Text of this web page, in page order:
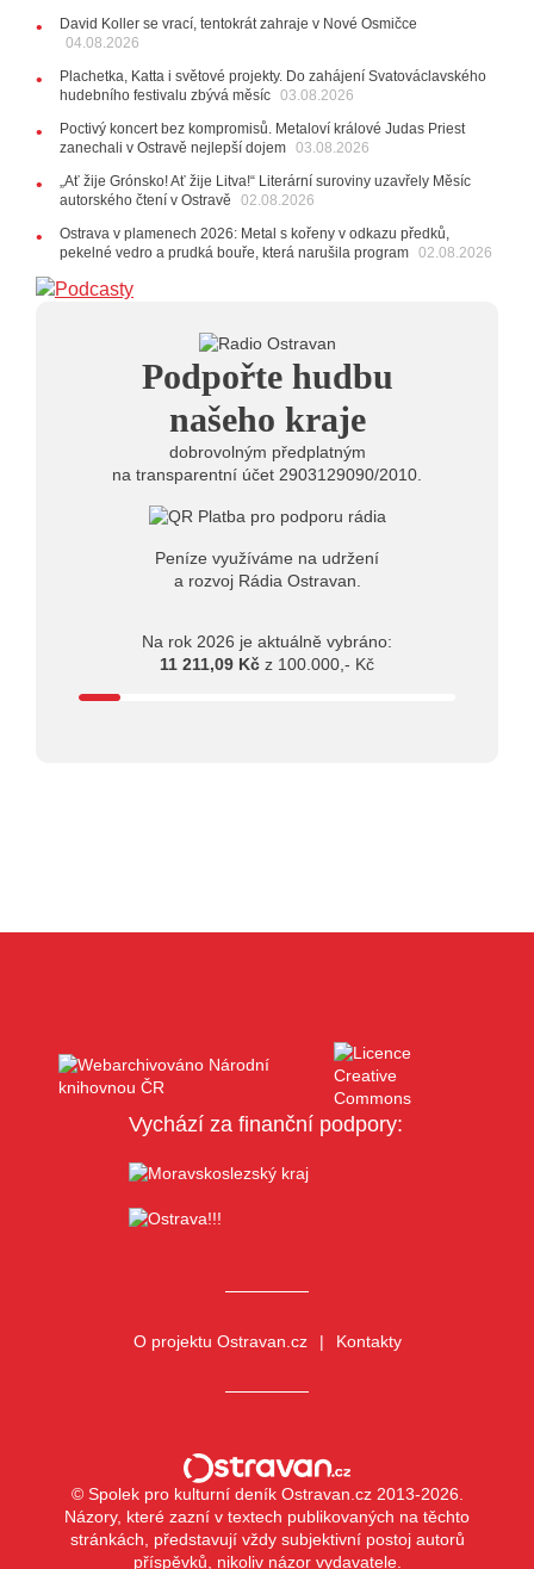
10:06
Ladná Čeladná nabídne Olympic, Langerovou i
Kirschner, návštěvníci nově zaplatí už jen pomocí čipů
24.07.2026
Zpěvačka Tanja vydala nové EP Plamen
22.07.2026
roku jsme upgradovali naši show
AUDIO
20:09
Na Novou Osmičku míří Bára Zmeková Trio.
Výrazná osobnost české alternativní scény zahraje ve
Frýdku-Místku
herec Dušan Urban
20.07.2026
Štěrkovna Open Music: Klubová scéna na festivalu
nabídne Krhuta i Beatles
David Koller se vrací, tentokrát zahraje v Nové Osmičce
04.08.2026
Plachetka, Katta i světové projekty. Do zahájení Svatováclavského
hudebního festivalu zbývá měsíc 03.08.2026
Poctivý koncert bez kompromisů. Metaloví králové Judas Priest
zanechali v Ostravě nejlepší dojem 03.08.2026
„Ať žije Grónsko! Ať žije Litva!“ Literární suroviny uzavřely Měsíc
autorského čtení v Ostravě
02.08.2026
Ostrava v plamenech 2026: Metal s kořeny v odkazu předků,
pekelné vedro a prudká bouře, která narušila program 02.08.2026
Podpořte hudbu
našeho kraje
dobrovolným předplatným
na transparentní účet 2903129090/2010.
Peníze využíváme na udržení
a rozvoj Rádia Ostravan.
Na rok 2026 je aktuálně vybráno:
11 211,09 Kč z 100.000,- Kč
Vychází za finanční podpory:
O projektu Ostravan.cz Kontakty
© Spolek pro kulturní deník Ostravan.cz 2013-2026.
Názory, které zazní v textech publikovaných na těchto
stránkách, představují vždy subjektivní postoj autorů
příspěvků, nikoliv názor vydavatele.